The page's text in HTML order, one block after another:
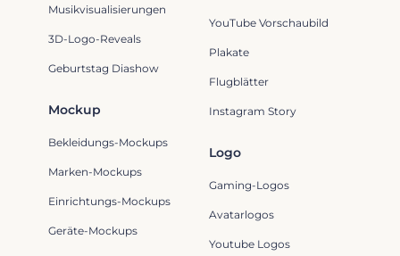
Mockup
Bekleidungs-Mockups
Marken-Mockups
Einrichtungs-Mockups
Geräte-Mockups
YouTube Vorschaubild
Plakate
Flugblätter
Instagram Story
Logo
Gaming-Logos
Avatarlogos
Youtube Logos
Musikvisualisierungen
3D-Logo-Reveals
Geburtstag Diashow